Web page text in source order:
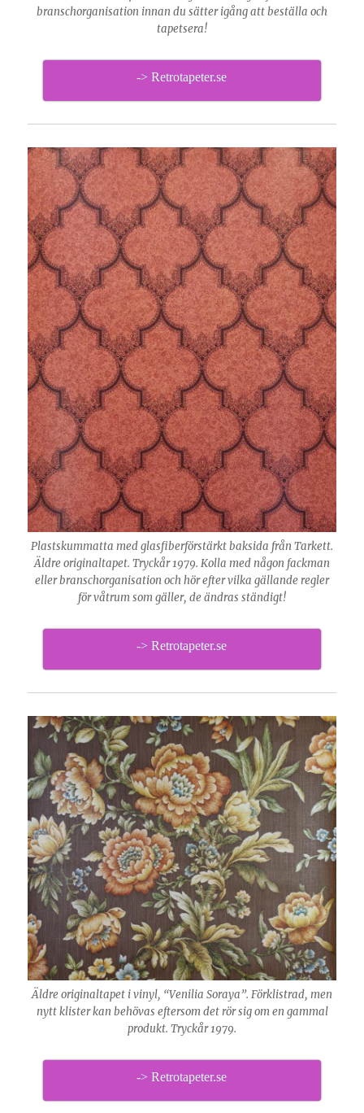
branschorganisation innan du sätter igång att beställa och
tapetsera!
-> Retrotapeter.se
Plastskummatta med glasfiberförstärkt baksida från Tarkett.
Äldre originaltapet. Tryckår 1979. Kolla med någon fackman
eller branschorganisation och hör efter vilka gällande regler
för våtrum som gäller, de ändras ständigt!
-> Retrotapeter.se
Äldre originaltapet i vinyl, “Venilia Soraya”. Förklistrad, men
nytt klister kan behövas eftersom det rör sig om en gammal
produkt. Tryckår 1979.
-> Retrotapeter.se